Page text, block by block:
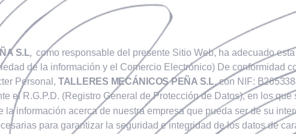
S.L, como responsable del presente Sitio Web, ha adecuado
de la información y el Comercio Electrónico) De conformidad
Personal, TALLERES MECÁNICOS PEÑA S.L, con NIF:
el R.G.P.D. (Registro General de Protección de Datos), en los
la información acerca de nuestra empresa que pueda ser de su
para garantizar la seguridad e integridad de los datos de